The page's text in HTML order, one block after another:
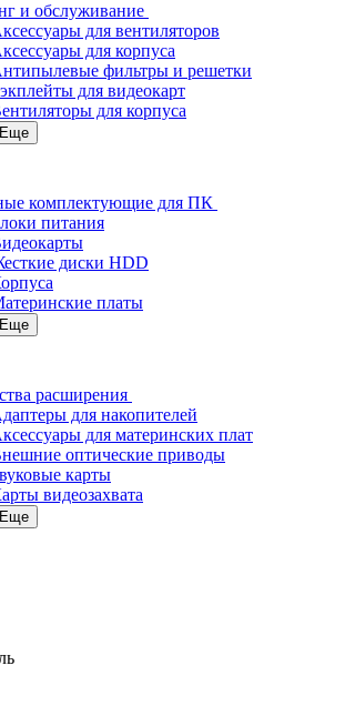
и обслуживание
для вентиляторов
для корпуса
фильтры и решетки
для видеокарт
для корпуса
Еще
комплектующие для ПК
питания
диски HDD
платы
Еще
расширения
для накопителей
для материнских плат
оптические приводы
карты
видеозахвата
Еще